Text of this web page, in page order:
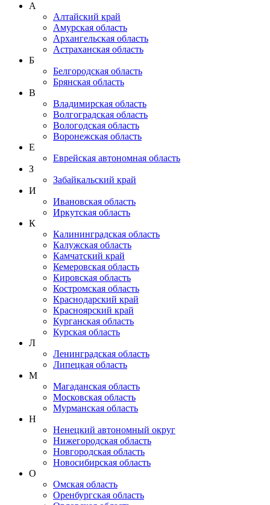
А
Алтайский край
Амурская область
Архангельская область
Астраханская область
Б
Белгородская область
Брянская область
В
Владимирская область
Волгоградская область
Вологодская область
Воронежская область
Е
Еврейская автономная область
З
Забайкальский край
И
Ивановская область
Иркутская область
К
Калининградская область
Калужская область
Камчатский край
Кемеровская область
Кировская область
Костромская область
Краснодарский край
Красноярский край
Курганская область
Курская область
Л
Ленинградская область
Липецкая область
М
Магаданская область
Московская область
Мурманская область
Н
Ненецкий автономный округ
Нижегородская область
Новгородская область
Новосибирская область
О
Омская область
Оренбургская область